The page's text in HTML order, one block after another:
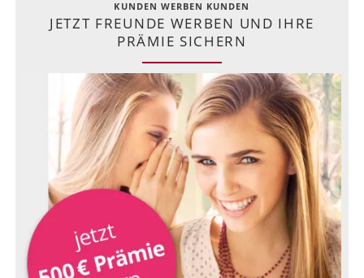
KUNDEN WERBEN KUNDEN
JETZT FREUNDE WERBEN UND IHRE
PRÄMIE SICHERN